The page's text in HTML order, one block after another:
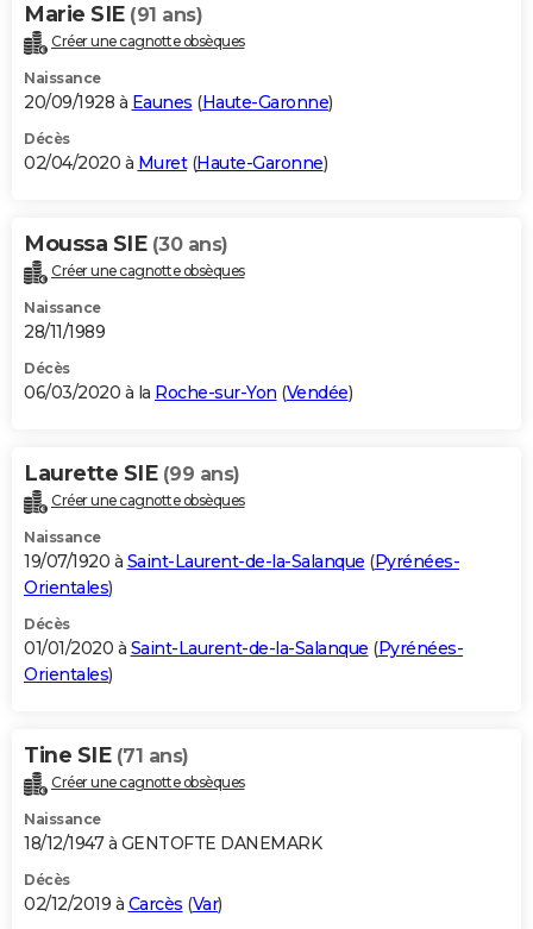
Marie SIE (91 ans)
Créer une cagnotte obsèques
Naissance
20/09/1928 à Eaunes (Haute-Garonne)
Décès
02/04/2020 à Muret(Haute-Garonne)
Moussa SIE (30 ans)
Créer une cagnotte obsèques
Naissance
28/11/1989
Décès
06/03/2020 à la Roche-sur-Yon (Vendée)
Laurette SIE (99 ans)
Créer une cagnotte obsèques
Naissance
19/07/1920 à Saint-Laurent-de-la-Salanque (Pyrénées-
Orientales)
Décès
01/01/2020 à Saint-Laurent-de-la-Salanque (Pyrénées-
Orientales)
Tine SIE (71 ans)
Créer une cagnotte obsèques
Naissance
18/12/1947 à GENTOFTE DANEMARK
Décès
02/12/2019 à Carcès (Var)